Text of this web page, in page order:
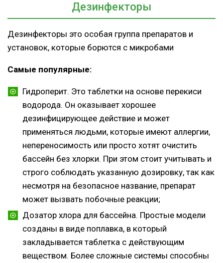
Дезинфекторы
Дезинфекторы это особая группа препаратов и
установок, которые борются с микробами
Самые популярные:
Гидроперит. Это таблетки на основе перекиси
водорода. Он оказывает хорошее
дезинфицирующее действие и может
применяться людьми, которые имеют аллергии,
непереносимость или просто хотят очистить
бассейн без хлорки. При этом стоит учитывать и
строго соблюдать указанную дозировку, так как
несмотря на безопасное название, препарат
может вызвать побочные реакции;
Дозатор хлора для бассейна. Простые модели
созданы в виде поплавка, в который
закладывается таблетка с действующим
веществом. Более сложные системы способны